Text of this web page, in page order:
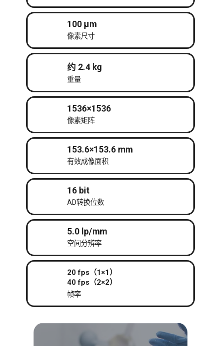
100 μm
像素尺寸
约 2.4 kg
重量
1536×1536
像素矩阵
153.6×153.6 mm
有效成像面积
16 bit
AD转换位数
5.0 lp/mm
空间分辨率
20 fps（1×1）
40 fps（2×2）
帧率